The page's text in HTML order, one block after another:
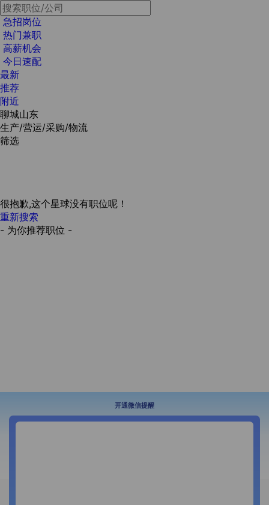
急招岗位
热门兼职
高薪机会
今日速配
最新
推荐
附近
聊城山东
生产/营运/采购/物流
筛选
很抱歉,这个星球没有职位呢！
重新搜索
- 为你推荐职位 -
开通微信提醒